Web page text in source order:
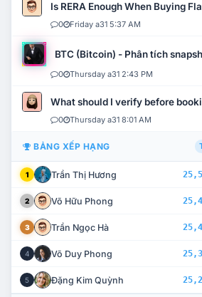
Is RERA Enough When Buying
0 Friday a31 5:37 AM
BTC (Bitcoin) - Phân tích
0 Thursday a31 2:43 PM
What should I verify before
0 Thursday a31 8:01 AM
BẢNG XẾP HẠNG
1 Trần Thị Hương
2 Võ Hữu Phong
3 Trần Ngọc Hà
4 Võ Duy Phong
5 Đặng Kim Quỳnh